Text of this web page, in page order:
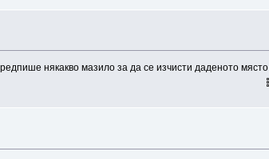
някакво мазило за да се изчисти даденото място